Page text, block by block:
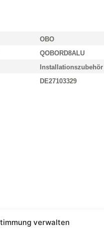
verwalten
OBO
QOBORD8ALU
Installationszubehör
DE27103329